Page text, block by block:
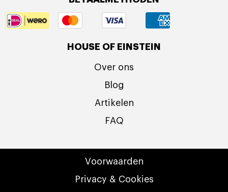
HOUSE OF EINSTEIN
Over ons
Blog
Artikelen
FAQ
Voorwaarden
Privacy & Cookies